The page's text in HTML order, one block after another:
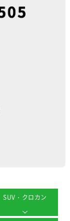
SUV・クロカン